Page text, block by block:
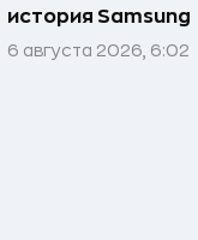
история Samsung
6 августа 2026, 6:02